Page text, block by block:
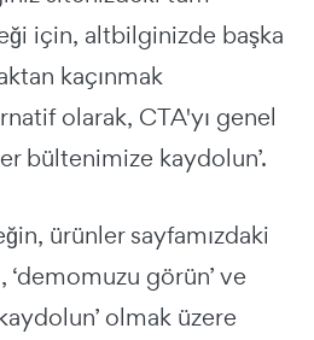
için, altbilginizde başka
kaçınmak
olarak, CTA'yı genel
bültenimize kaydolun’.
ürünler sayfamızdaki
görün’ ve
olmak üzere